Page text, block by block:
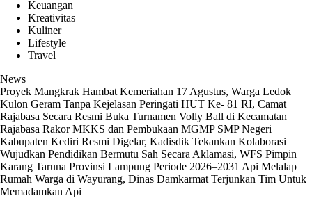
Keuangan
Kreativitas
Kuliner
Lifestyle
Travel
News
‎Proyek Mangkrak Hambat Kemeriahan 17 Agustus, Warga Ledok
Kulon Geram Tanpa Kejelasan Peringati HUT Ke- 81 RI, Camat
Rajabasa Secara Resmi Buka Turnamen Volly Ball di Kecamatan
Rajabasa Rakor MKKS dan Pembukaan MGMP SMP Negeri
Kabupaten Kediri Resmi Digelar, Kadisdik Tekankan Kolaborasi
Wujudkan Pendidikan Bermutu Sah Secara Aklamasi, WFS Pimpin
Karang Taruna Provinsi Lampung Periode 2026–2031 Api Melalap
Rumah Warga di Wayurang, Dinas Damkarmat Terjunkan Tim Untuk
Memadamkan Api